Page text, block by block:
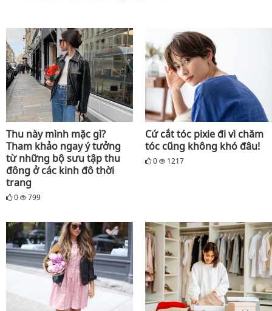
Thu này mình mặc gì?
Tham khảo ngay ý tưởng
từ những bộ sưu tập thu
đông ở các kinh đô thời
trang
0 799
Cứ cắt tóc pixie đi vì chăm
tóc cũng không khó đâu!
0 1217